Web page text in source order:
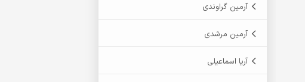
آرمین گراوندی
آرمین مرشدی
آریا اسماعیلی